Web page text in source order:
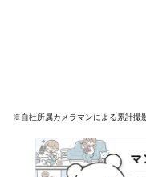
※自社所属カメラマンによる累計撮